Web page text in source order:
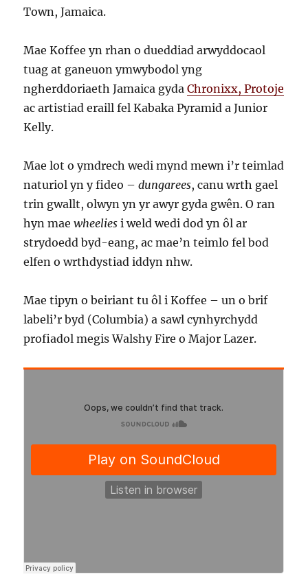
Town, Jamaica.
Mae Koffee yn rhan o dueddiad arwyddocaol
tuag at ganeuon ymwybodol yng
ngherddoriaeth Jamaica gydaChronixx, Protoje
ac artistiad eraill fel Kabaka Pyramid a Junior
Kelly.
Mae lot o ymdrech wedi mynd mewn i’r teimlad
naturiol yn y fideo –dungarees, canu wrth gael
trin gwallt, olwyn yn yr awyr gyda gwên. O ran
hyn maewheelies i weld wedi dod yn ôl ar
strydoedd byd-eang, ac mae’n teimlo fel bod
elfen o wrthdystiad iddyn nhw.
Mae tipyn o beiriant tu ôl i Koffee – un o brif
labeli’r byd (Columbia) a sawl cynhyrchydd
profiadol megis Walshy Fire o Major Lazer.